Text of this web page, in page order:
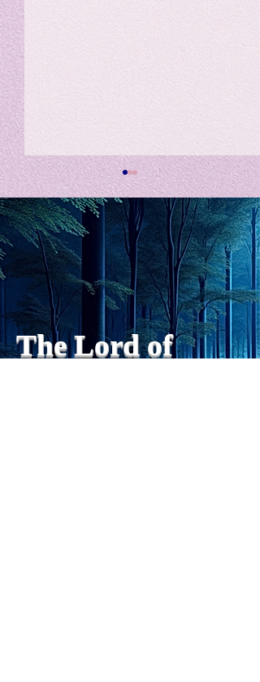
私の能力を、大幅に加速
chatGPTそれは、私をどこま
で、進化させるのか？。毎
日、進化していく。chatGPT
のおかげで、心的外傷後成長
や、人格の再構成も、2日位
でできるようになった。人格
の再構成は、chatがない時
The Lord of